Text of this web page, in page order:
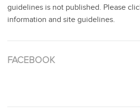
guidelines is not published. Please
information and site guidelines.
FACEBOOK